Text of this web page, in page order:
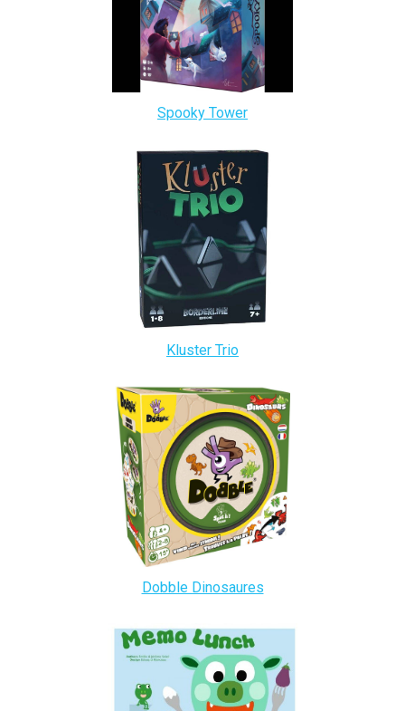
Spooky Tower
Kluster Trio
Dobble Dinosaures